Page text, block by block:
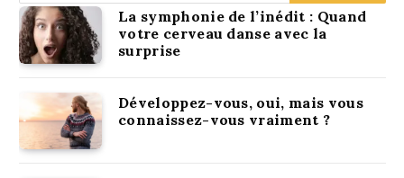
La symphonie de l’inédit : Quand
votre cerveau danse avec la
surprise
Développez-vous, oui, mais vous
connaissez-vous vraiment ?